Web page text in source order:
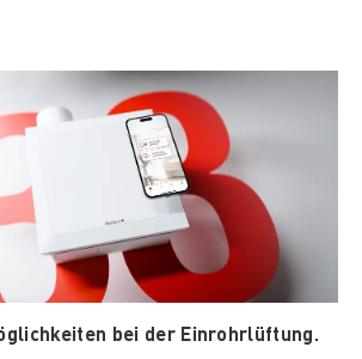
bei der Einrohrlüftung.